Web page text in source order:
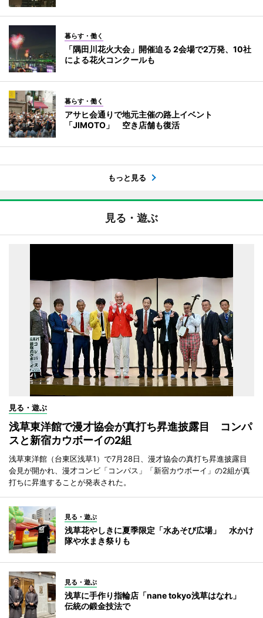
暮らす・働く
「隅田川花火大会」開催迫る 2会場で2万発、10社
による花火コンクールも
暮らす・働く
アサヒ会通りで地元主催の路上イベント
「JIMOTO」 空き店舗も復活
もっと見る
見る・遊ぶ
見る・遊ぶ
浅草東洋館で漫才協会が真打ち昇進披露目 コンパ
スと新宿カウボーイの2組
浅草東洋館（台東区浅草1）で7月28日、漫才協会の真打ち昇進披露目
会見が開かれ、漫才コンビ「コンパス」「新宿カウボーイ」の2組が真
打ちに昇進することが発表された。
見る・遊ぶ
浅草花やしきに夏季限定「水あそび広場」 水かけ
隊や水まき祭りも
見る・遊ぶ
浅草に手作り指輪店「nane tokyo浅草はなれ」
伝統の鍛金技法で